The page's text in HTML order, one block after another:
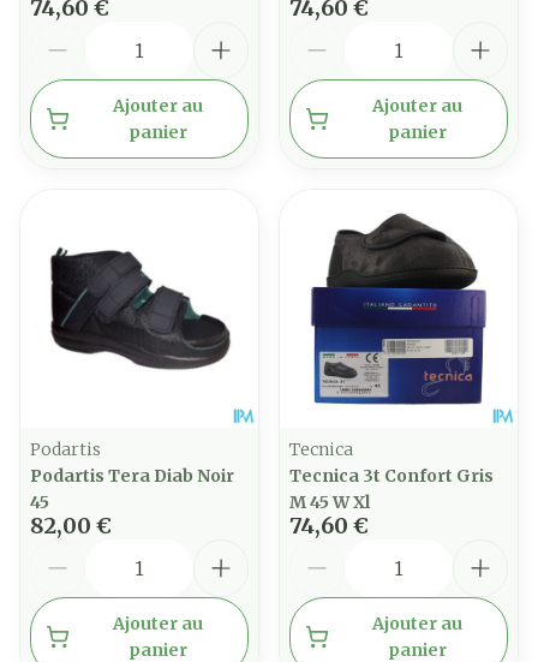
74,60 €
Ajouter au
panier
74,60 €
Ajouter au
panier
Podartis
Podartis Tera Diab Noir
45
82,00 €
Ajouter au
panier
Tecnica
Tecnica 3t Confort Gris
M 45 W Xl
74,60 €
Ajouter au
panier